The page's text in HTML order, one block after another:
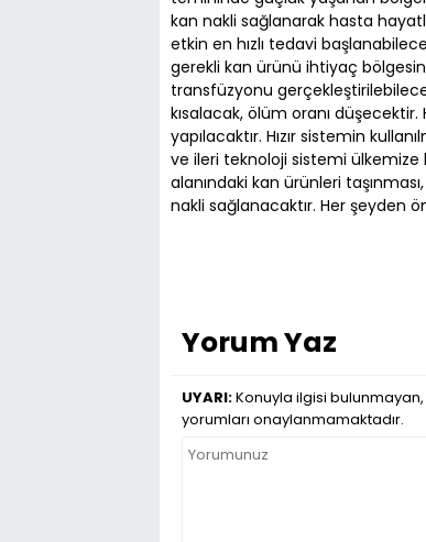
kan nakli sağlanarak hasta
etkin en hızlı tedavi
gerekli kan ürünü ihtiyaç
transfüzyonu
kısalacak, ölüm oranı
yapılacaktır. Hızır sistemin
ve ileri teknoloji sistemi ülkemize
alanındaki kan ürünleri
nakli sağlanacaktır. Her şeyden
Yorum Yaz
UYARI:Konuyla ilgisi
yorumları onaylanmamaktadır.